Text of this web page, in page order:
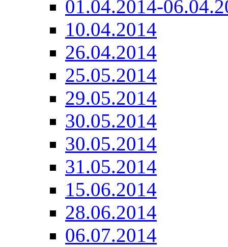
01.04.2014-
10.04.2014
26.04.2014
25.05.2014
29.05.2014
30.05.2014
30.05.2014
31.05.2014
15.06.2014
28.06.2014
06.07.2014